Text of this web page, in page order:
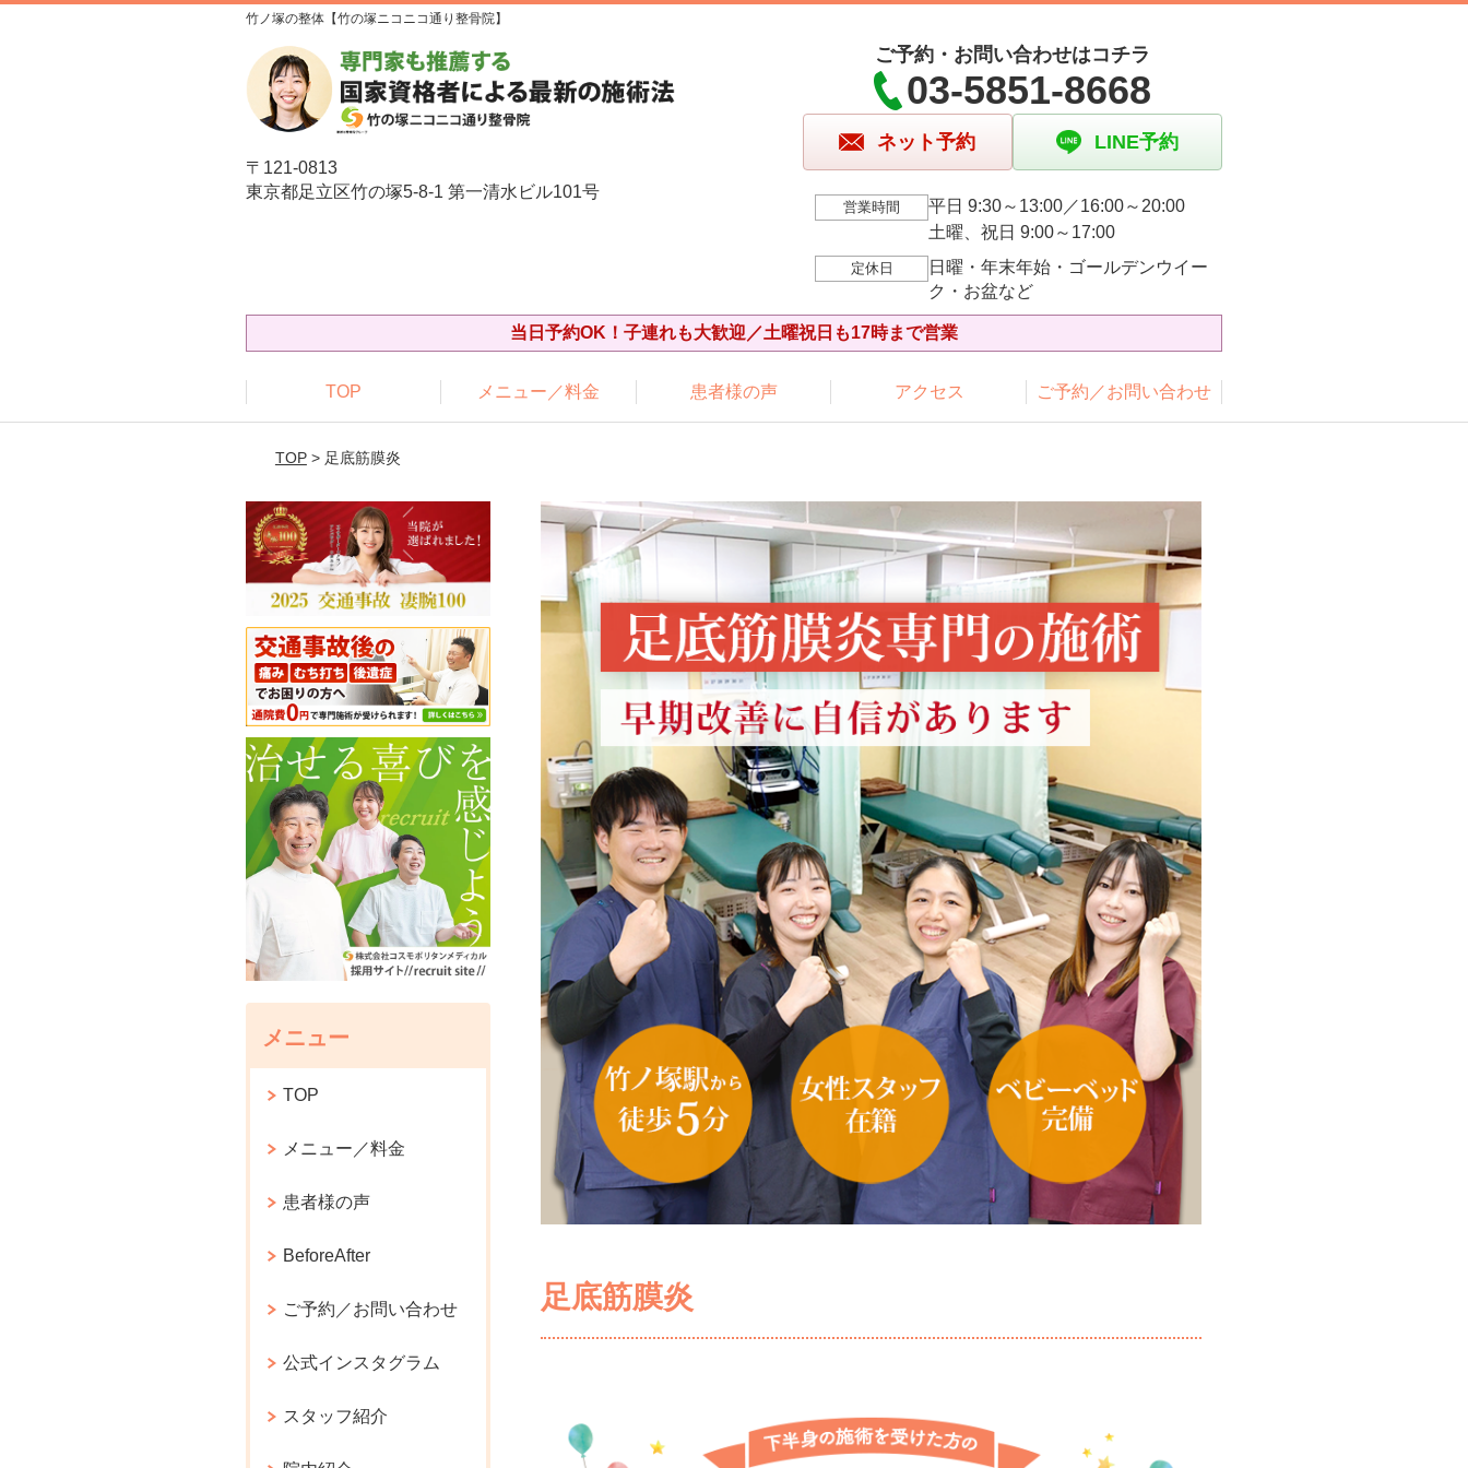
竹ノ塚の整体【竹の塚ニコニコ通り整骨院】
〒121-0813
東京都足立区竹の塚5-8-1 第一清水ビル101号
ご予約・お問い合わせはコチラ
03-5851-8668
ネット予約 LINE予約
営業時間
平日 9:30～13:00／16:00～20:00
土曜、祝日 9:00～17:00
定休日
日曜・年末年始・ゴールデンウイー
ク・お盆など
当日予約OK！子連れも大歓迎／土曜祝日も17時まで営業
TOP メニュー／料金 患者様の声 アクセス ご予約／お問い合わせ
TOP> 足底筋膜炎
足底筋膜炎
メニュー
TOP
メニュー／料金
患者様の声
BeforeAfter
ご予約／お問い合わせ
公式インスタグラム
スタッフ紹介